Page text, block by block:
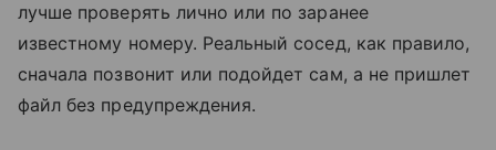
лучше проверять лично или по заранее
известному номеру. Реальный сосед, как правило,
сначала позвонит или подойдет сам, а не пришлет
файл без предупреждения.